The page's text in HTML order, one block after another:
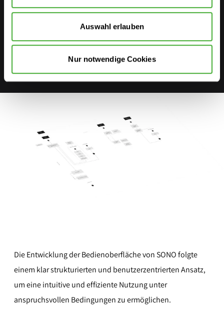
Weitere Informationen finden Sie in unserer
Auswahl erlauben
Nur notwendige Cookies
Die Entwicklung der Bedienoberfläche von SONO folgte
einem klar strukturierten und benutzerzentrierten Ansatz,
um eine intuitive und effiziente Nutzung unter
anspruchsvollen Bedingungen zu ermöglichen.